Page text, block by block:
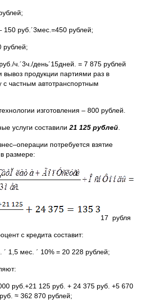
руб.´3мес.=450 рублей;
рублей;
ч.´3ч./день´15дней. = 7 875 рублей
вывоз продукции партиями раз в
с частным автотранспортным
изготовления – 800 рублей.
услуги составили 21 125 рублей
потребуется взятие
размере:
17 рубля
с кредита составит:
´ 1,5 мес. ´ 10% = 20 228 рублей;
руб.+21 125 руб. + 24 375 руб. +5 670
руб. ≈ 362 870 рублей;